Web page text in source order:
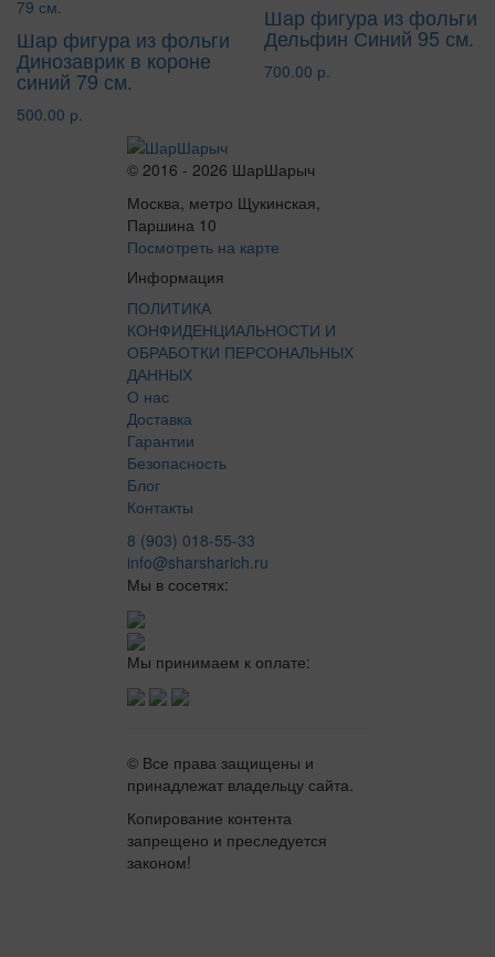
Шар фигура из фольги
Динозаврик в короне
синий 79 см.
500.00 р.
Шар фигура из фольги
Дельфин Синий 95 см.
700.00 р.
© 2016 - 2026 ШарШарыч
Москва, метро Щукинская,
Паршина 10
Посмотреть на карте
Информация
ПОЛИТИКА
КОНФИДЕНЦИАЛЬНОСТИ И
ОБРАБОТКИ ПЕРСОНАЛЬНЫХ
ДАННЫХ
О нас
Доставка
Гарантии
Безопасность
Блог
Контакты
8 (903) 018-55-33
info@sharsharich.ru
Мы в сосетях:
Мы принимаем к оплате:
© Все права защищены и
принадлежат владельцу сайта.
Копирование контента
запрещено и преследуется
законом!